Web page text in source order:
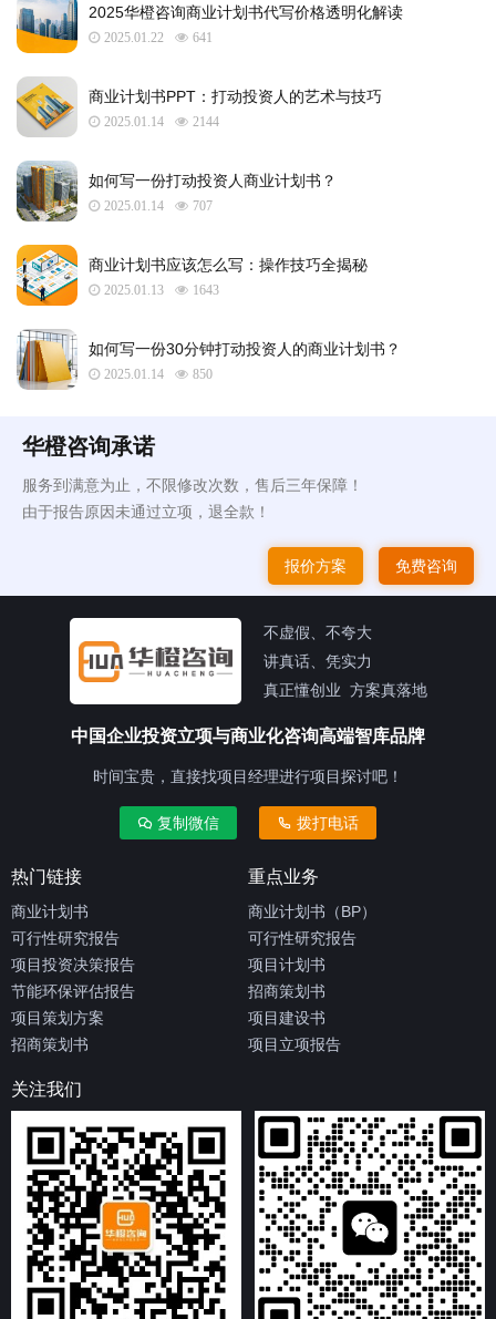
2025华橙咨询商业计划书代写价格透明化解读
2025.01.22 641
​商业计划书PPT：打动投资人的艺术与技巧
2025.01.14 2144
如何写一份打动投资人商业计划书？
2025.01.14 707
商业计划书应该怎么写：操作技巧全揭秘
2025.01.13 1643
如何写一份30分钟打动投资人的商业计划书？
2025.01.14 850
华橙咨询承诺
服务到满意为止，不限修改次数，售后三年保障！
由于报告原因未通过立项，退全款！
报价方案 免费咨询
不虚假、不夸大
讲真话、凭实力
真正懂创业 方案真落地
中国企业投资立项与商业化咨询高端智库品牌
时间宝贵，直接找项目经理进行项目探讨吧！
复制微信 拨打电话
热门链接
商业计划书
可行性研究报告
项目投资决策报告
节能环保评估报告
项目策划方案
招商策划书
重点业务
商业计划书（BP）
可行性研究报告
项目计划书
招商策划书
项目建设书
项目立项报告
关注我们